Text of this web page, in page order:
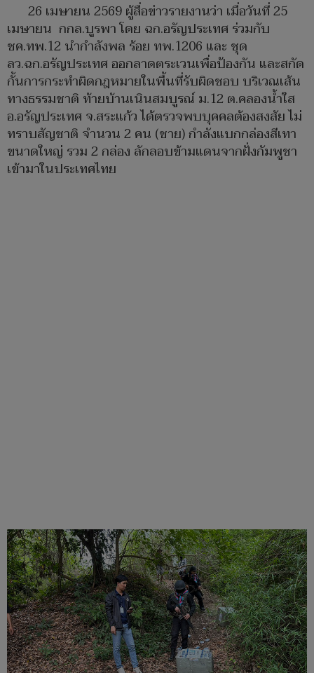
26 เมษายน 2569 ผู้สื่อข่าวรายงานว่า เมื่อวันที่ 25
เมษายน กกล.บูรพา โดย ฉก.อรัญประเทศ ร่วมกับ
ชค.ทพ.12 นำกำลังพล ร้อย ทพ.1206 และ ชุด
ลว.ฉก.อรัญประเทศ ออกลาดตระเวนเพื่อป้องกัน และสกัด
กั้นการกระทำผิดกฎหมายในพื้นที่รับผิดชอบ บริเวณเส้น
ทางธรรมชาติ ท้ายบ้านเนินสมบูรณ์ ม.12 ต.คลองน้ำใส
อ.อรัญประเทศ จ.สระแก้ว ได้ตรวจพบบุคคลต้องสงสัย ไม่
ทราบสัญชาติ จำนวน 2 คน (ชาย) กำลังแบกกล่องสีเทา
ขนาดใหญ่ รวม 2 กล่อง ลักลอบข้ามแดนจากฝั่งกัมพูชา
เข้ามาในประเทศไทย